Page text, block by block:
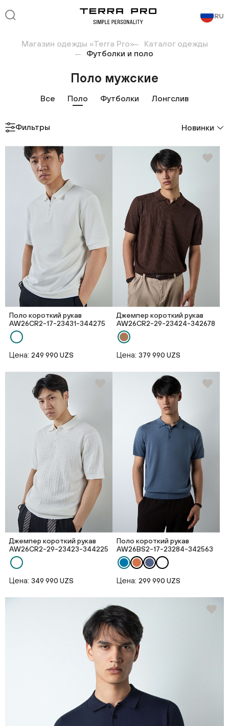
RU
Магазин одежды «Terra Pro»
Каталог одежды
Футболки и поло
Поло мужские
Все Поло Футболки Лонгслив
Фильтры Новинки
Поло короткий рукав
AW26CR2-17-23431-344275
Цена: 249 990 UZS
Джемпер короткий рукав
AW26CR2-29-23424-342678
Цена: 379 990 UZS
Джемпер короткий рукав
AW26CR2-29-23423-344225
Цена: 349 990 UZS
Поло короткий рукав
AW26BS2-17-23284-342563
Цена: 299 990 UZS